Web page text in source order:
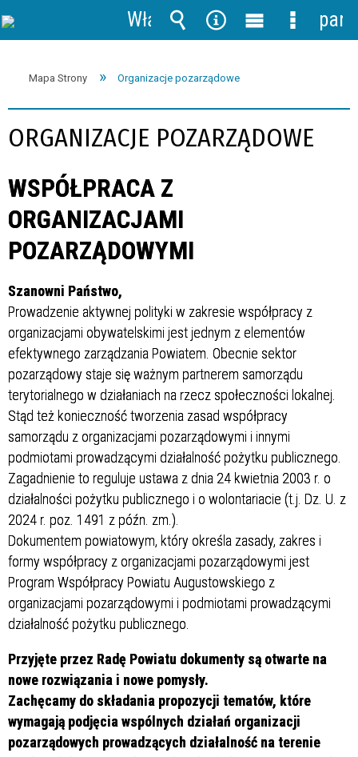
Mapa Strony Organizacje pozarządowe
ORGANIZACJE POZARZĄDOWE
WSPÓŁPRACA Z
ORGANIZACJAMI
POZARZĄDOWYMI
Szanowni Państwo,
Prowadzenie aktywnej polityki w zakresie współpracy z
organizacjami obywatelskimi jest jednym z elementów
efektywnego zarządzania Powiatem. Obecnie sektor
pozarządowy staje się ważnym partnerem samorządu
terytorialnego w działaniach na rzecz społeczności lokalnej.
Stąd też konieczność tworzenia zasad współpracy
samorządu z organizacjami pozarządowymi i innymi
podmiotami prowadzącymi działalność pożytku publicznego.
Zagadnienie to reguluje ustawa z dnia 24 kwietnia 2003 r. o
działalności pożytku publicznego i o wolontariacie (t.j. Dz. U. z
2024 r. poz. 1491 z późn. zm.).
Dokumentem powiatowym, który określa zasady, zakres i
formy współpracy z organizacjami pozarządowymi jest
Program Współpracy Powiatu Augustowskiego z
organizacjami pozarządowymi i podmiotami prowadzącymi
działalność pożytku publicznego.
Przyjęte przez Radę Powiatu dokumenty są otwarte na
nowe rozwiązania i nowe pomysły.
Zachęcamy do składania propozycji tematów, które
wymagają podjęcia wspólnych działań organizacji
pozarządowych prowadzących działalność na terenie
Włącz
powiadomienia
Wyszukiwarka
Narzędzia
MenuMenu